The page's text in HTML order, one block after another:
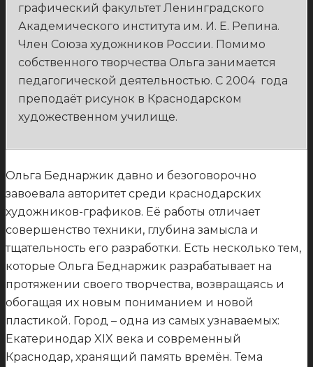
графический факультет Ленинградского
Академического института им. И. Е. Репина.
Член Союза художников России. Помимо
собственного творчества Ольга занимается
педагогической деятельностью. С 2004 года
преподаёт рисунок в Краснодарском
художественном училище.
Ольга Беднаржик давно и безоговорочно
завоевала авторитет среди краснодарских
художников-графиков. Её работы отличает
совершенство техники, глубина замысла и
тщательность его разработки. Есть несколько тем,
которые Ольга Беднаржик разрабатывает на
протяжении своего творчества, возвращаясь и
обогащая их новым пониманием и новой
пластикой. Город – одна из самых узнаваемых:
Екатеринодар XIX века и современный
Краснодар, хранящий память времён. Тема